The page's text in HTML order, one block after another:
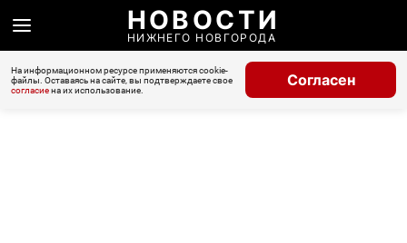
НОВОСТИ
НИЖНЕГО НОВГОРОДА
На информационном ресурсе применяются cookie-
файлы. Оставаясь на сайте, вы подтверждаете свое
согласиена их использование.
Согласен